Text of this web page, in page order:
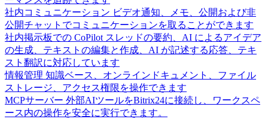
社内コミュニケーション ビデオ通知、メモ、公開および非
公開チャットでコミュニケーションを取ることができます
社内掲示板での CoPilot スレッドの要約、AI によるアイデア
の生成、テキストの編集と作成、AI が記述する応答、テキ
スト翻訳に対応しています
情報管理 知識ベース、オンラインドキュメント、ファイル
ストレージ、アクセス権限を操作できます
MCPサーバー 外部AIツールをBitrix24に接続し、ワークスペ
ース内の操作を安全に実行できます。